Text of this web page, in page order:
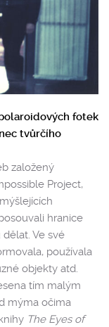
fotek
tvůrčího
založený
Project,
hranice
Ve své
používala
objekty atd.
tím malým
mýma očima
The Eyes of